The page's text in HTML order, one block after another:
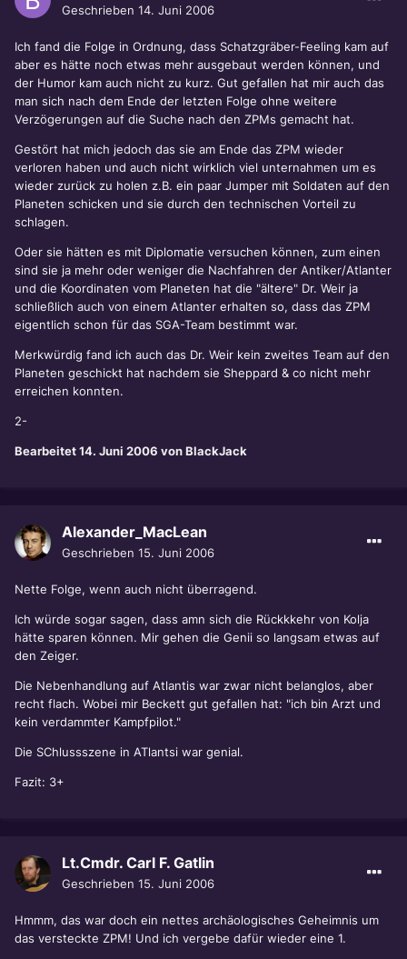
Geschrieben 14. Juni 2006
Ich fand die Folge in Ordnung, dass Schatzgräber-Feeling kam auf
aber es hätte noch etwas mehr ausgebaut werden können, und
der Humor kam auch nicht zu kurz. Gut gefallen hat mir auch das
man sich nach dem Ende der letzten Folge ohne weitere
Verzögerungen auf die Suche nach den ZPMs gemacht hat.
Gestört hat mich jedoch das sie am Ende das ZPM wieder
verloren haben und auch nicht wirklich viel unternahmen um es
wieder zurück zu holen z.B. ein paar Jumper mit Soldaten auf den
Planeten schicken und sie durch den technischen Vorteil zu
schlagen.
Oder sie hätten es mit Diplomatie versuchen können, zum einen
sind sie ja mehr oder weniger die Nachfahren der Antiker/Atlanter
und die Koordinaten vom Planeten hat die "ältere" Dr. Weir ja
schließlich auch von einem Atlanter erhalten so, dass das ZPM
eigentlich schon für das SGA-Team bestimmt war.
Merkwürdig fand ich auch das Dr. Weir kein zweites Team auf den
Planeten geschickt hat nachdem sie Sheppard & co nicht mehr
erreichen konnten.
2-
Bearbeitet14. Juni 2006 von BlackJack
Alexander_MacLean
Geschrieben 15. Juni 2006
Nette Folge, wenn auch nicht überragend.
Ich würde sogar sagen, dass amn sich die Rückkkehr von Kolja
hätte sparen können. Mir gehen die Genii so langsam etwas auf
den Zeiger.
Die Nebenhandlung auf Atlantis war zwar nicht belanglos, aber
recht flach. Wobei mir Beckett gut gefallen hat: "ich bin Arzt und
kein verdammter Kampfpilot."
Die SChlussszene in ATlantsi war genial.
Fazit: 3+
Lt.Cmdr. Carl F. Gatlin
Geschrieben 15. Juni 2006
Hmmm, das war doch ein nettes archäologisches Geheimnis um
das versteckte ZPM! Und ich vergebe dafür wieder eine 1.